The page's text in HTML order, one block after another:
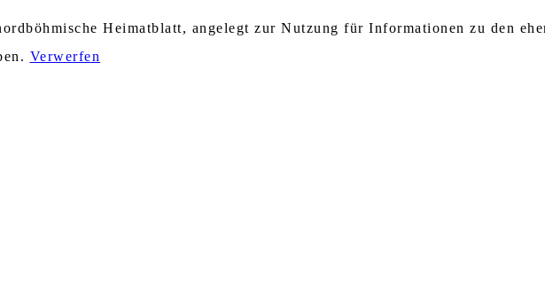
Heimatblatt, angelegt zur Nutzung für Informationen zu den
Verwerfen